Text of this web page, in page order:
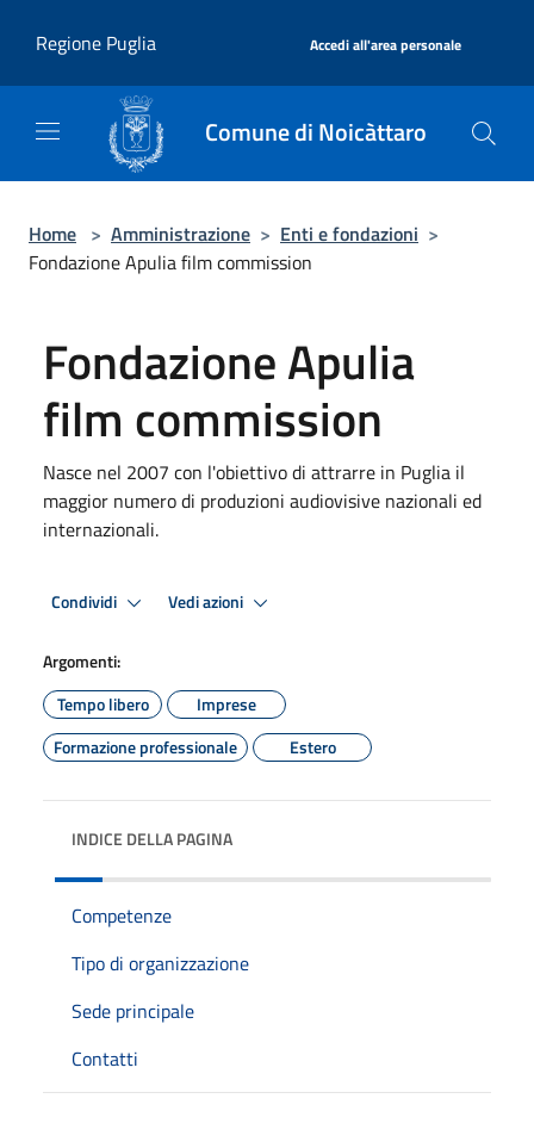
Regione Puglia
Accedi all'area personale
Comune di Noicàttaro
Home > Amministrazione > Enti e fondazioni >
Fondazione Apulia film commission
Fondazione Apulia
film commission
Nasce nel 2007 con l'obiettivo di attrarre in Puglia il
maggior numero di produzioni audiovisive nazionali ed
internazionali.
Condividi Vedi azioni
Argomenti:
Tempo libero
Imprese
Formazione professionale
Estero
INDICE DELLA PAGINA
Competenze
Tipo di organizzazione
Sede principale
Contatti